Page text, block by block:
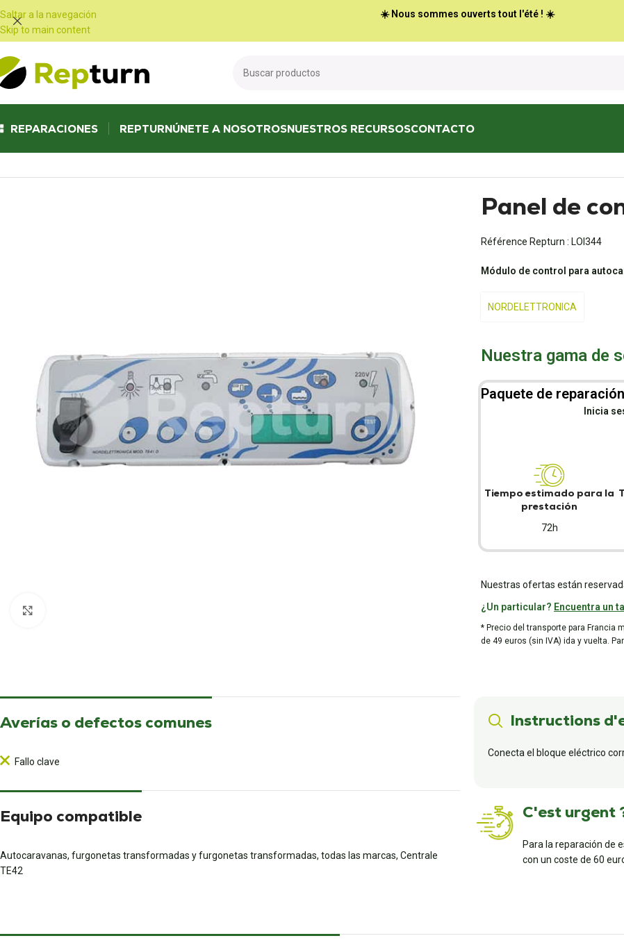
Saltar a la navegación
Skip to main content
☀️ Nous sommes ouverts tout l'été ! ☀️
REPARACIONES REPTURNÚNETE A NOSOTROSNUESTROS RECURSOSCONTACTO
Panel de
Référence Repturn : LOI344
Módulo de control para
NORDELETTRONICA
Nuestra gama de
Paquete de
Inicia
Tiempo estimado para la
prestación
72h
Nuestras ofertas están
¿Un particular? Encuentra un
* Precio del transporte para Francia
de 49 euros (sin IVA) ida y vuelta.
Averías o defectos comunes
Fallo clave
Equipo compatible
Autocaravanas, furgonetas transformadas y furgonetas transformadas, todas las marcas, Centrale
TE42
Instructions
Conecta el bloque eléctrico
C'est urgent
Para la reparación de
con un coste de 60